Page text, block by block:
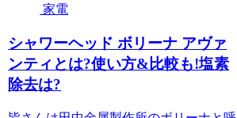
家電
シャワーヘッド ボリーナ アヴァ
ンティとは?使い方&比較も!塩素
除去は?